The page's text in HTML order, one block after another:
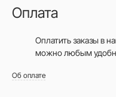
Оплата
Оплатить заказы в
можно любым
Об оплате